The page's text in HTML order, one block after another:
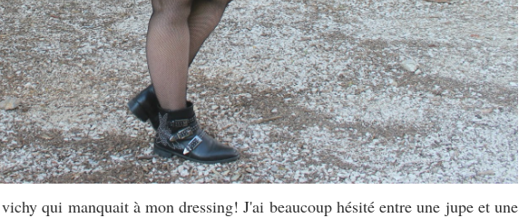
qui manquait à mon dressing! J'ai beaucoup hésité entre une jupe et une